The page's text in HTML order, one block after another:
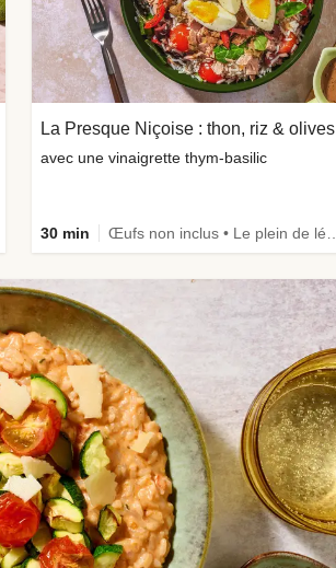
La Presque Niçoise : thon, riz & olives
avec une vinaigrette thym-basilic
30 min